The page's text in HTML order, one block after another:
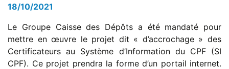
18/10/2021
Le Groupe Caisse des Dépôts a été mandaté pour
mettre en œuvre le projet dit « d’accrochage » des
Certificateurs au Système d’Information du CPF (SI
CPF). Ce projet prendra la forme d’un portail internet.